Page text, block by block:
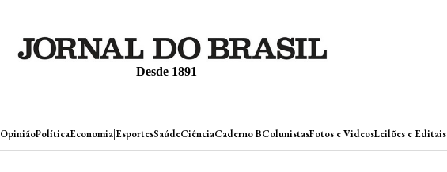
Desde 1891
OpiniãoPolíticaEconomia|EsportesSaúdeCiênciaCaderno BColunistasFotos e VideosLeilões e Editais